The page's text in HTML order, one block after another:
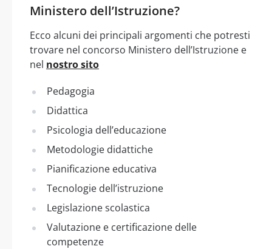
Ministero dell’Istruzione?
Ecco alcuni dei principali argomenti che potresti
trovare nel concorso Ministero dell’Istruzione e
nel nostro sito
Pedagogia
Didattica
Psicologia dell’educazione
Metodologie didattiche
Pianificazione educativa
Tecnologie dell’istruzione
Legislazione scolastica
Valutazione e certificazione delle
competenze